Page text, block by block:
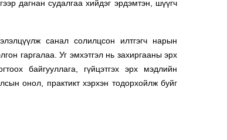
дагнан судалгаа хийдэг эрдэмтэн, шүүгч
санал солилцсон илтгэгч нарын
гаргалаа. Уг эмхэтгэл нь захиргааны эрх
байгууллага, гүйцэтгэх эрх мэдлийн
онол, практикт хэрхэн тодорхойлж буйг